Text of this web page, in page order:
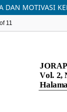
DAN MOTIVASI